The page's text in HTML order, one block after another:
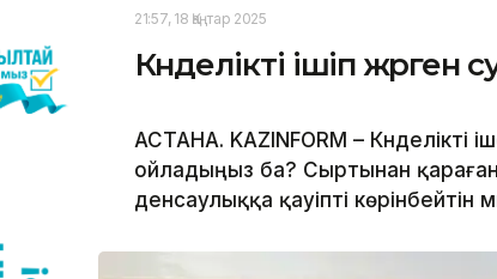
21:57, 18 Қаңтар 2025
Күнделікті ішіп жүрген
АСТАНА. KAZINFORM – Күнделікті
ойладыңыз ба? Сыртынан
денсаулыққа қауіпті